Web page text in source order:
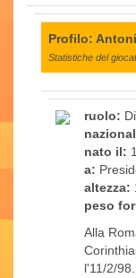
Profilo:
Statistiche del
ruolo:
nato il:
a:
altezza:
peso
Alla
l'11/2/